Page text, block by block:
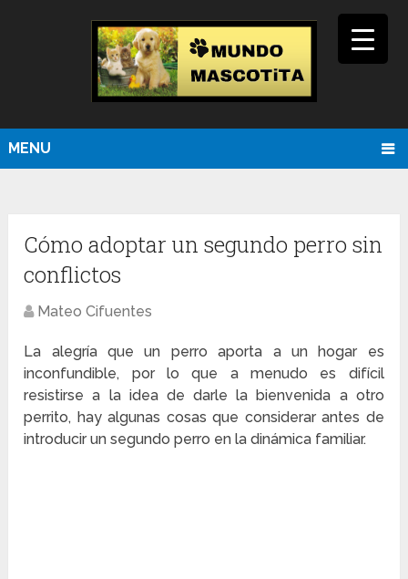
MENU
Cómo adoptar un segundo perro sin
conflictos
Mateo Cifuentes
La alegría que un perro aporta a un hogar es
inconfundible, por lo que a menudo es difícil
resistirse a la idea de darle la bienvenida a otro
perrito, hay algunas cosas que considerar antes de
introducir un segundo perro en la dinámica familiar.